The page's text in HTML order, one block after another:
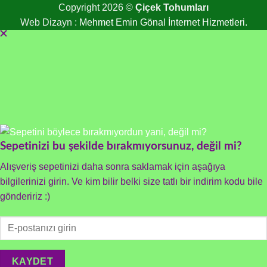
Copyright 2026 © Çiçek Tohumları
Web Dizayn : Mehmet Emin Gönal İnternet Hizmetleri.
Sepetinizi bu şekilde bırakmıyorsunuz, değil mi?
Alışveriş sepetinizi daha sonra saklamak için aşağıya
bilgilerinizi girin. Ve kim bilir belki size tatlı bir indirim kodu bile
göndeririz :)
KAYDET